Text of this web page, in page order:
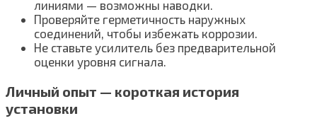
линиями — возможны наводки.
Проверяйте герметичность наружных
соединений, чтобы избежать коррозии.
Не ставьте усилитель без предварительной
оценки уровня сигнала.
Личный опыт — короткая история
установки